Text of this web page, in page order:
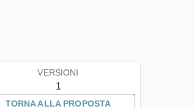
VERSIONI
1
TORNA ALLA PROPOSTA